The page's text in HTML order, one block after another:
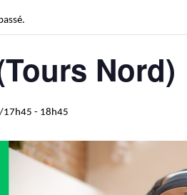
Nord)
17h45 - 18h45